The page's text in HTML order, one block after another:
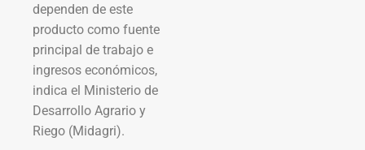
dependen de este
producto como fuente
principal de trabajo e
ingresos económicos,
indica el Ministerio de
Desarrollo Agrario y
Riego (Midagri).